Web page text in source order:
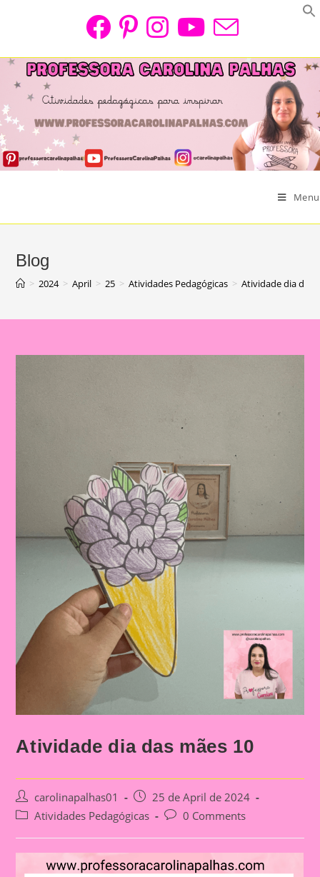
Menu
Blog
> 2024 > April > 25 > Atividades Pedagógicas > Atividade dia das
Atividade dia das mães 10
Post
author:
carolinapalhas01
Post
published:
25 de April de 2024
PostAtividades Pedagógicas
Post0 Comments